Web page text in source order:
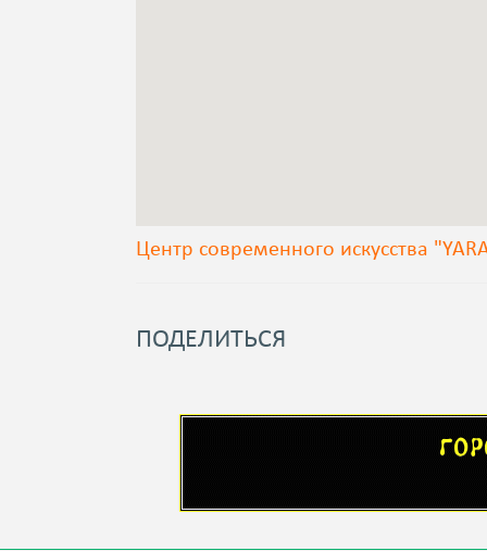
Центр современного искусства
ПОДЕЛИТЬСЯ